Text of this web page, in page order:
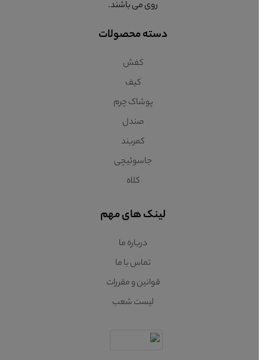
روی می باشند.
دسته محصولات
کفش
کیف
پوشاک چرم
صندل
کمربند
جاسوئیچی
کلاه
لینک های مهم
درباره ما
تماس با ما
قوانین و مقررات
لیست شعب